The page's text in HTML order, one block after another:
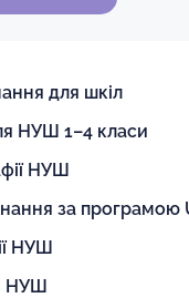
для шкіл
НУШ 1–4 класи
НУШ
за програмою
НУШ
НУШ